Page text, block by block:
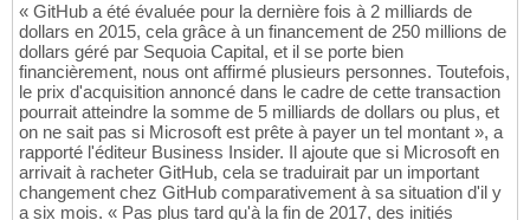
« GitHub a été évaluée pour la dernière fois à 2 milliards de
dollars en 2015, cela grâce à un financement de 250 millions de
dollars géré par Sequoia Capital, et il se porte bien
financièrement, nous ont affirmé plusieurs personnes. Toutefois,
le prix d'acquisition annoncé dans le cadre de cette transaction
pourrait atteindre la somme de 5 milliards de dollars ou plus, et
on ne sait pas si Microsoft est prête à payer un tel montant », a
rapporté l'éditeur Business Insider. Il ajoute que si Microsoft en
arrivait à racheter GitHub, cela se traduirait par un important
changement chez GitHub comparativement à sa situation d'il y
a six mois. « Pas plus tard qu'à la fin de 2017, des initiés